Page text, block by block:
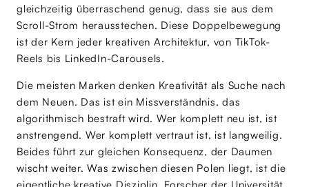
gleichzeitig überraschend genug, dass sie aus dem
Scroll-Strom herausstechen. Diese Doppelbewegung
ist der Kern jeder kreativen Architektur, von TikTok-
Reels bis LinkedIn-Carousels.
Die meisten Marken denken Kreativität als Suche nach
dem Neuen. Das ist ein Missverständnis, das
algorithmisch bestraft wird. Wer komplett neu ist, ist
anstrengend. Wer komplett vertraut ist, ist langweilig.
Beides führt zur gleichen Konsequenz, der Daumen
wischt weiter. Was zwischen diesen Polen liegt, ist die